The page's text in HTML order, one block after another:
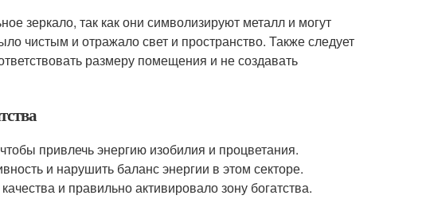
зеркало, так как они символизируют металл и могут
чистым и отражало свет и пространство. Также следует
размеру помещения и не создавать
привлечь энергию изобилия и процветания.
и нарушить баланс энергии в этом секторе.
и правильно активировало зону богатства.